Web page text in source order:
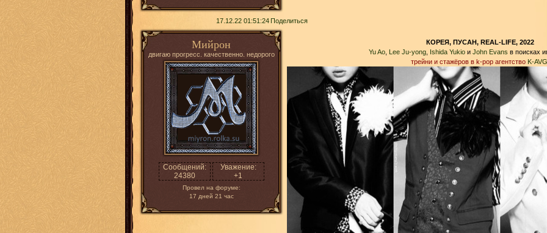
Поделиться
17.12.22 01:51:24
Мийрон
двигаю прогресс. качественно. недорого
Сообщений:
24380
Уважение:
+1
Провел на форуме:
17 дней 21 час
КОРЕЯ, ПУСАН, REAL-LIFE, 2022
Yu Ao, Lee Ju-yong, Ishida Yukioи John Evans в поисках
трейни и стажёров в k-pop агентство K-AVG